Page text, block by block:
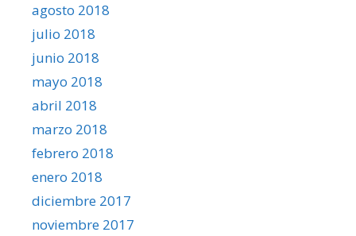
agosto 2018
julio 2018
junio 2018
mayo 2018
abril 2018
marzo 2018
febrero 2018
enero 2018
diciembre 2017
noviembre 2017